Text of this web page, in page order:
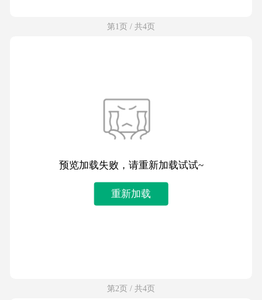
第1页 / 共4页
预览加载失败，请重新加载试试~
重新加载
第2页 / 共4页